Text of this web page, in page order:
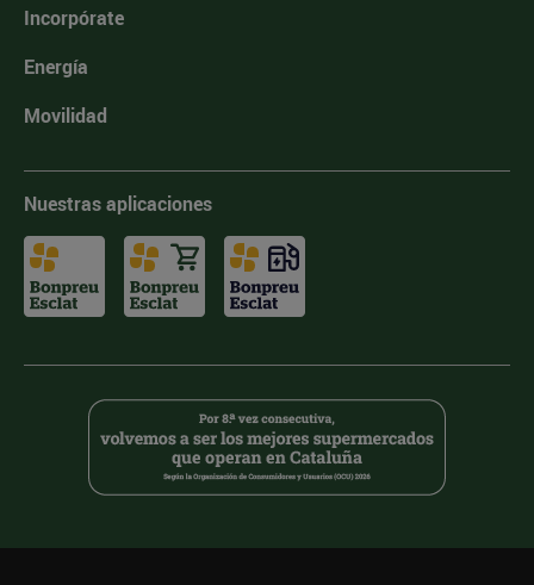
Incorpórate
Energía
Movilidad
Nuestras aplicaciones